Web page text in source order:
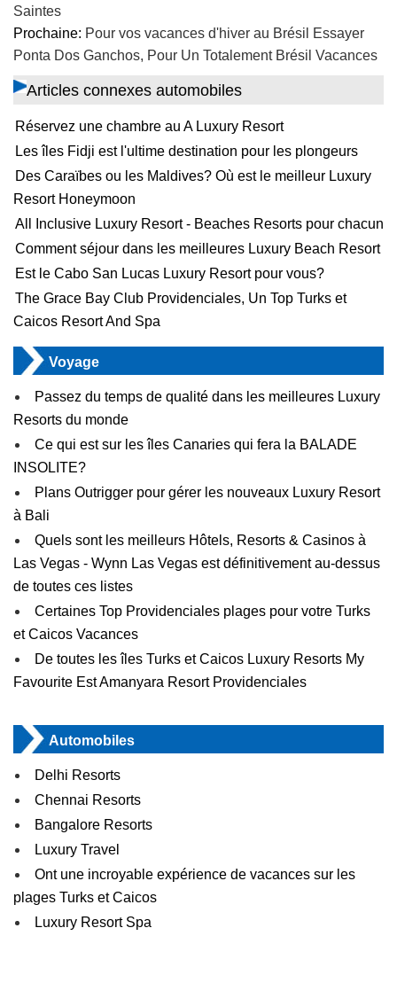
Saintes
Prochaine: Pour vos vacances d'hiver au Brésil Essayer
Ponta Dos Ganchos, Pour Un Totalement Brésil Vacances
Articles connexes automobiles
Réservez une chambre au A Luxury Resort
Les îles Fidji est l'ultime destination pour les plongeurs
Des Caraïbes ou les Maldives? Où est le meilleur Luxury
Resort Honeymoon
All Inclusive Luxury Resort - Beaches Resorts pour chacun
Comment séjour dans les meilleures Luxury Beach Resort
Est le Cabo San Lucas Luxury Resort pour vous?
The Grace Bay Club Providenciales, Un Top Turks et
Caicos Resort And Spa
Voyage
Passez du temps de qualité dans les meilleures Luxury
Resorts du monde
Ce qui est sur les îles Canaries qui fera la BALADE
INSOLITE?
Plans Outrigger pour gérer les nouveaux Luxury Resort
à Bali
Quels sont les meilleurs Hôtels, Resorts & Casinos à
Las Vegas - Wynn Las Vegas est définitivement au-dessus
de toutes ces listes
Certaines Top Providenciales plages pour votre Turks
et Caicos Vacances
De toutes les îles Turks et Caicos Luxury Resorts My
Favourite Est Amanyara Resort Providenciales
Automobiles
Delhi Resorts
Chennai Resorts
Bangalore Resorts
Luxury Travel
Ont une incroyable expérience de vacances sur les
plages Turks et Caicos
Luxury Resort Spa